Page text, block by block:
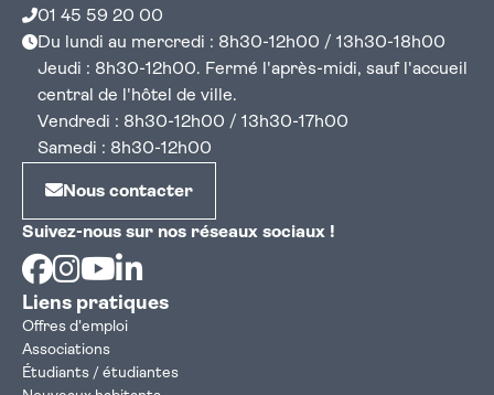
01 45 59 20 00
Du lundi au mercredi : 8h30-12h00 / 13h30-18h00
Jeudi : 8h30-12h00. Fermé l'après-midi, sauf l'accueil
central de l'hôtel de ville.
Vendredi : 8h30-12h00 / 13h30-17h00
Samedi : 8h30-12h00
Nous contacter
Suivez-nous sur nos réseaux sociaux !
Facebook
Instagram
Youtube
Liens pratiques
Offres d'emploi
Associations
Étudiants / étudiantes